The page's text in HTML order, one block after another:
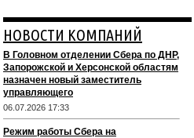
НОВОСТИ КОМПАНИЙ
В Головном отделении Сбера по ДНР,
Запорожской и Херсонской областям
назначен новый заместитель
управляющего
06.07.2026 17:33
Режим работы Сбера на